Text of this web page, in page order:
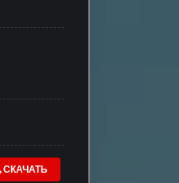
СКАЧАТЬ